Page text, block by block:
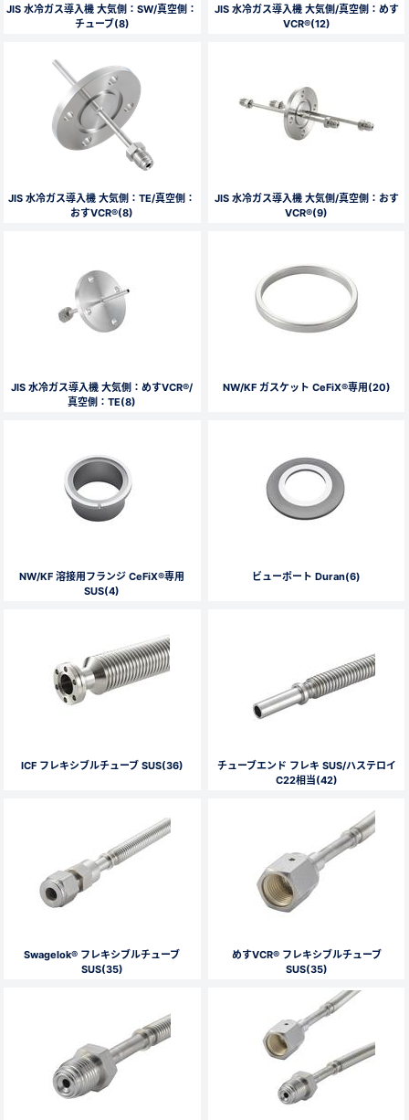
JIS 水冷ガス導入機 大気側：SW/真空側：
チューブ(8)
JIS 水冷ガス導入機 大気側/真空側：めす
VCR®(12)
JIS 水冷ガス導入機 大気側：TE/真空側：
おすVCR®(8)
JIS 水冷ガス導入機 大気側/真空側：おす
VCR®(9)
JIS 水冷ガス導入機 大気側：めすVCR®/
真空側：TE(8)
NW/KF ガスケット CeFiX®専用(20)
NW/KF 溶接用フランジ CeFiX®専用
SUS(4)
ビューポート Duran(6)
ICF フレキシブルチューブ SUS(36)
チューブエンド フレキ SUS/ハステロイ
C22相当(42)
Swagelok® フレキシブルチューブ
SUS(35)
めすVCR® フレキシブルチューブ
SUS(35)